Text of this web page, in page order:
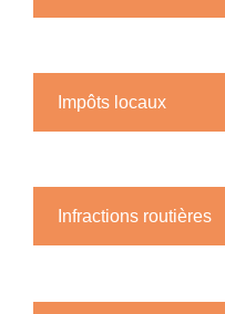
Impôts locaux
Infractions routières